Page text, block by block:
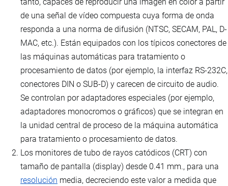
tanto, capaces de reproducir una imagen en color a partir
de una señal de vídeo compuesta cuya forma de onda
responda a una norma de difusión (NTSC, SECAM, PAL, D-
MAC, etc.). Están equipados con los típicos conectores de
las máquinas automáticas para tratamiento o
procesamiento de datos (por ejemplo, la interfaz RS-232C,
conectores DIN o SUB-D) y carecen de circuito de audio.
Se controlan por adaptadores especiales (por ejemplo,
adaptadores monocromos o gráficos) que se integran en
la unidad central de proceso de la máquina automática
para tratamiento o procesamiento de datos.
Los monitores de tubo de rayos catódicos (CRT) con
tamaño de pantalla (display) desde 0.41 mm., para una
resolución media, decreciendo este valor a medida que